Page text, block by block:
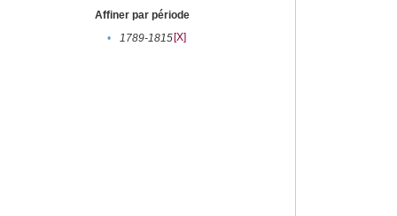
Affiner par période
•
1789-1815[X]